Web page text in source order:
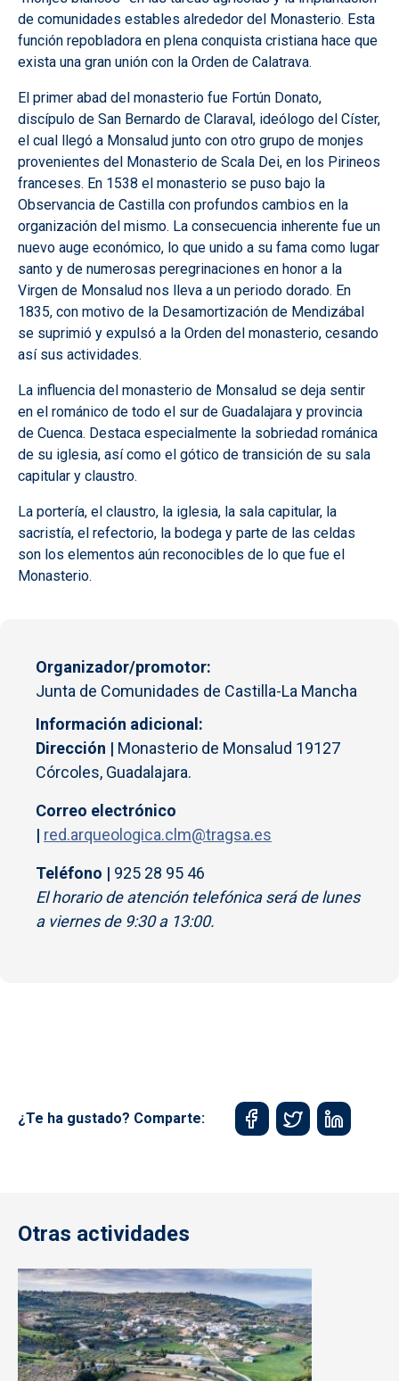
de comunidades estables alrededor del Monasterio. Esta
función repobladora en plena conquista cristiana hace que
exista una gran unión con la Orden de Calatrava.
El primer abad del monasterio fue Fortún Donato,
discípulo de San Bernardo de Claraval, ideólogo del Císter,
el cual llegó a Monsalud junto con otro grupo de monjes
provenientes del Monasterio de Scala Dei, en los Pirineos
franceses. En 1538 el monasterio se puso bajo la
Observancia de Castilla con profundos cambios en la
organización del mismo. La consecuencia inherente fue un
nuevo auge económico, lo que unido a su fama como lugar
santo y de numerosas peregrinaciones en honor a la
Virgen de Monsalud nos lleva a un periodo dorado. En
1835, con motivo de la Desamortización de Mendizábal
se suprimió y expulsó a la Orden del monasterio, cesando
así sus actividades.
La influencia del monasterio de Monsalud se deja sentir
en el románico de todo el sur de Guadalajara y provincia
de Cuenca. Destaca especialmente la sobriedad románica
de su iglesia, así como el gótico de transición de su sala
capitular y claustro.
La portería, el claustro, la iglesia, la sala capitular, la
sacristía, el refectorio, la bodega y parte de las celdas
son los elementos aún reconocibles de lo que fue el
Monasterio.
Organizador/promotor
Junta de Comunidades de Castilla-La Mancha
Información adicional
Dirección | Monasterio de Monsalud 19127
Córcoles, Guadalajara.
Correo electrónico
| red.arqueologica.clm@tragsa.es
Teléfono | 925 28 95 46
El horario de atención telefónica será de lunes
a viernes de 9:30 a 13:00.
¿Te ha gustado? Comparte:
Otras actividades